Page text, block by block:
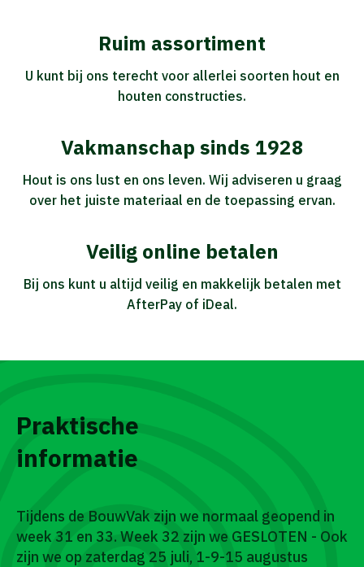
Ruim assortiment
U kunt bij ons terecht voor allerlei soorten hout en
houten constructies.
Vakmanschap sinds 1928
Hout is ons lust en ons leven. Wij adviseren u graag
over het juiste materiaal en de toepassing ervan.
Veilig online betalen
Bij ons kunt u altijd veilig en makkelijk betalen met
AfterPay of iDeal.
Praktische
informatie
Tijdens de BouwVak zijn we normaal geopend in
week 31 en 33. Week 32 zijn we GESLOTEN - Ook
zijn we op zaterdag 25 juli, 1-9-15 augustus